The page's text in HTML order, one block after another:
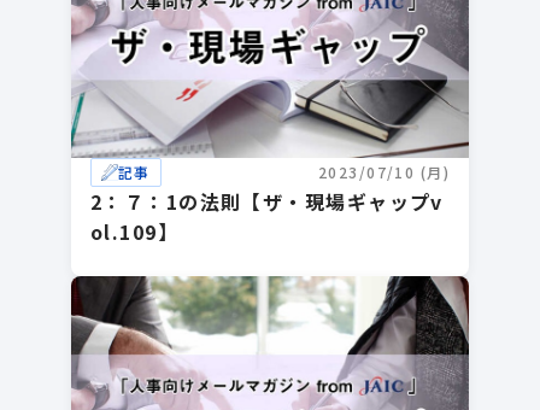
記事 2023/07/10 (月)
2：７：1の法則【ザ・現場ギャップv
ol.109】